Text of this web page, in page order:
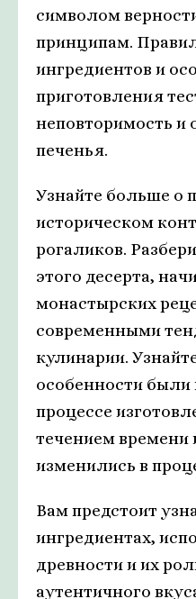
символом
принципам.
ингредиентов и
приготовления
неповторимость и
печенья.
Узнайте больше о
историческом
рогаликов.
этого десерта,
монастырских
современными
кулинарии.
особенности были
процессе
течением времени
изменились в
Вам предстоит
ингредиентах,
древности и их
аутентичного